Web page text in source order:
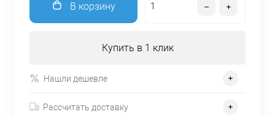
В корзину
Купить в 1 клик
Нашли дешевле
Рассчитать доставку